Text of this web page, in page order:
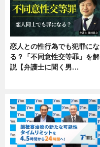
恋人との性行為でも犯罪にな
る？「不同意性交等罪」を解
説【弁護士に聞く男…